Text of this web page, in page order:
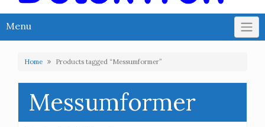
Menu
Home Products tagged “Messumformer”
Messumformer